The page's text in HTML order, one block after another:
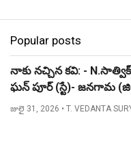
Popular posts
నాకు నచ్చిన కవి: -
ఘన్ పూర్ (స్టే)- జనగామ
జులై 31, 2026 • T. VEDANTA